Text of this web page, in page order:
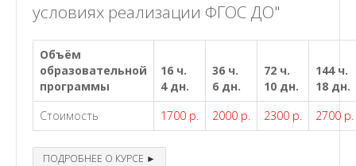
условиях реализации ФГОС ДО"
Объём
образовательной
программы
16 ч.
4 дн.
36 ч.
6 дн.
72 ч.
10 дн.
144 ч.
18 дн.
Стоимость
1700 р. 2000 р. 2300 р. 2700 р.
ПОДРОБНЕЕ О КУРСЕ ►